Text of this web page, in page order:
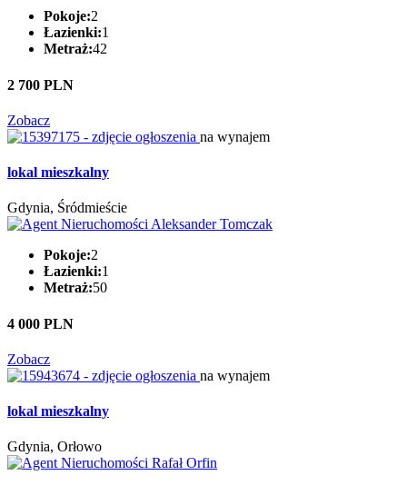
Pokoje:2
Łazienki:1
Metraż:42
2 700 PLN
Zobacz
na wynajem
lokal mieszkalny
Gdynia, Śródmieście
Pokoje:2
Łazienki:1
Metraż:50
4 000 PLN
Zobacz
na wynajem
lokal mieszkalny
Gdynia, Orłowo